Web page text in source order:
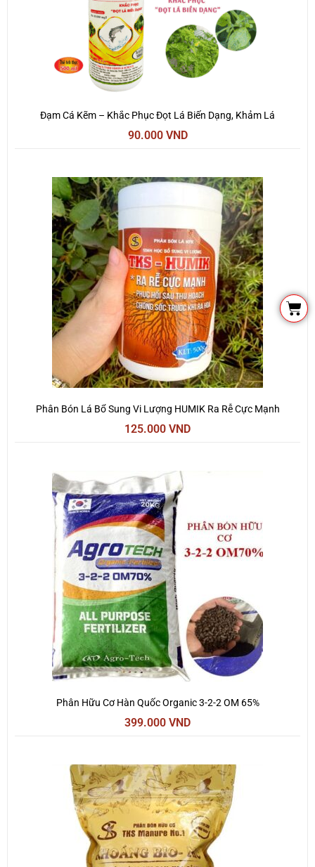
Cart
Đạm Cá Kẽm – Khắc Phục Đọt Lá Biến Dạng, Khảm Lá
90.000 VND
Phân Bón Lá Bổ Sung Vi Lượng HUMIK Ra Rễ Cực Mạnh
125.000 VND
Phân Hữu Cơ Hàn Quốc Organic 3-2-2 OM 65%
399.000 VND